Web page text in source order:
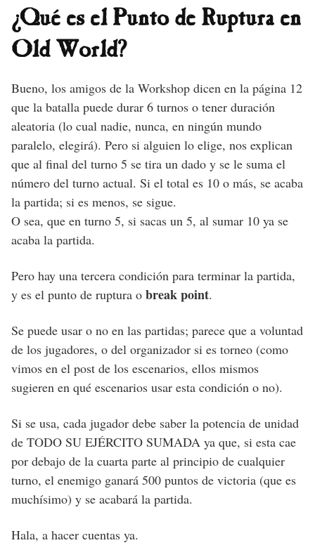
¿Qué es el Punto de Ruptura en
Old World?
Bueno, los amigos de la Workshop dicen en la página 12
que la batalla puede durar 6 turnos o tener duración
aleatoria (lo cual nadie, nunca, en ningún mundo
paralelo, elegirá). Pero si alguien lo elige, nos explican
que al final del turno 5 se tira un dado y se le suma el
número del turno actual. Si el total es 10 o más, se acaba
la partida; si es menos, se sigue.
O sea, que en turno 5, si sacas un 5, al sumar 10 ya se
acaba la partida.
Pero hay una tercera condición para terminar la partida,
y es el punto de ruptura o break point.
Se puede usar o no en las partidas; parece que a voluntad
de los jugadores, o del organizador si es torneo (como
vimos en el post de los escenarios, ellos mismos
sugieren en qué escenarios usar esta condición o no).
Si se usa, cada jugador debe saber la potencia de unidad
de TODO SU EJÉRCITO SUMADA ya que, si esta cae
por debajo de la cuarta parte al principio de cualquier
turno, el enemigo ganará 500 puntos de victoria (que es
muchísimo) y se acabará la partida.
Hala, a hacer cuentas ya.